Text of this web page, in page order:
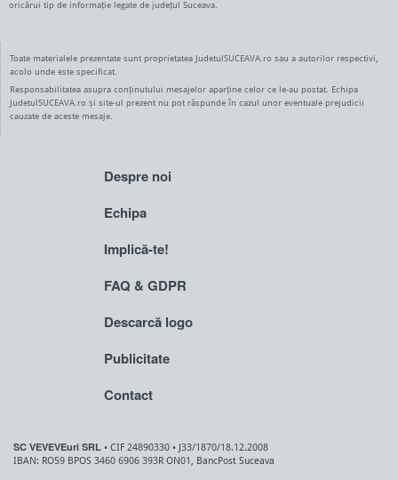
oricărui tip de informație legate de județul Suceava.
Toate materialele prezentate sunt proprietatea JudetulSUCEAVA.ro sau a autorilor respectivi,
acolo unde este specificat.
Responsabilitatea asupra conținutului mesajelor aparține celor ce le-au postat. Echipa
JudetulSUCEAVA.ro și site-ul prezent nu pot răspunde în cazul unor eventuale prejudicii
cauzate de aceste mesaje.
Despre noi
Echipa
Implică-te!
FAQ & GDPR
Descarcă logo
Publicitate
Contact
SC VEVEVEuri SRL • CIF 24890330 • J33/1870/18.12.2008
IBAN: RO59 BPOS 3460 6906 393R ON01, BancPost Suceava